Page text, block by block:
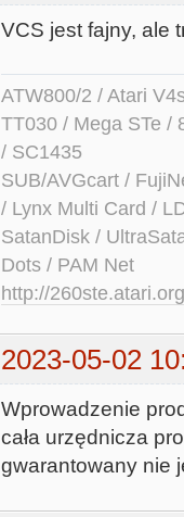
VCS jest fajny, ale
ATW800/2 / Atari
TT030 / Mega STe /
/ SC1435
SUB/AVGcart /
/ Lynx Multi Card /
SatanDisk /
Dots / PAM Net
http://260ste.atari.org
2023-05-02
Wprowadzenie
cała urzędnicza
gwarantowany nie